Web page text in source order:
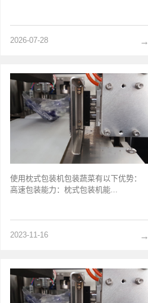
→
2026-07-28
使用枕式包装机包装蔬菜有以下优势：
高速包装能力：枕式包装机能...
→
2023-11-16